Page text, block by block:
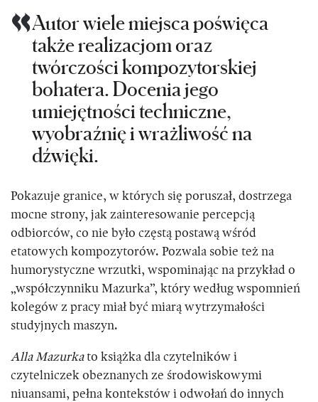
Autor wiele miejsca poświęca
także realizacjom oraz
twórczości kompozytorskiej
bohatera. Docenia jego
umiejętności techniczne,
wyobraźnię i wrażliwość na
dźwięki.
Pokazuje granice, w których się poruszał, dostrzega
mocne strony, jak zainteresowanie percepcją
odbiorców, co nie było częstą postawą wśród
etatowych kompozytorów. Pozwala sobie też na
humorystyczne wrzutki, wspominając na przykład o
„współczynniku Mazurka”, który według wspomnień
kolegów z pracy miał być miarą wytrzymałości
studyjnych maszyn.
Alla Mazurkato książka dla czytelników i
czytelniczek obeznanych ze środowiskowymi
niuansami, pełna kontekstów i odwołań do innych